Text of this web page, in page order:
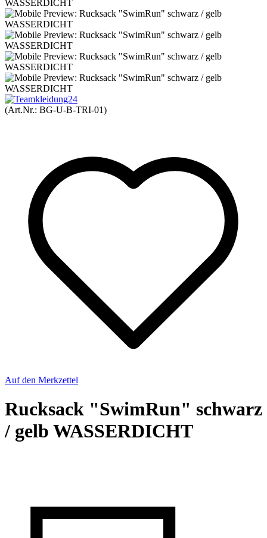
(Art.Nr.: BG-U-B-TRI-01)
Auf den Merkzettel
Rucksack "SwimRun" schwarz
/ gelb WASSERDICHT